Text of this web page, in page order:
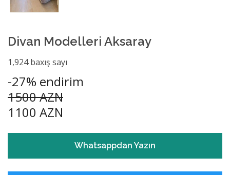
Divan Modelleri Aksaray
1,924 baxış sayı
-27% endirim
1500 AZN
1100 AZN
Whatsappdan Yazın